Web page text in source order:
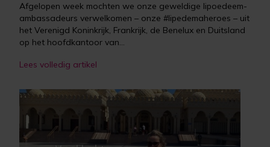
Afgelopen week mochten we onze geweldige lipoedeem-
ambassadeurs verwelkomen – onze #lipedemaheroes – uit
het Verenigd Koninkrijk, Frankrijk, de Benelux en Duitsland
op het hoofdkantoor van...
Lees volledig artikel